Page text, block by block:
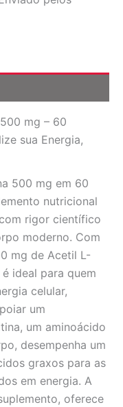
mg – 60
sua Energia,
500 mg em 60
nutricional
rigor científico
moderno. Com
mg de Acetil L-
ideal para quem
celular,
um
um aminoácido
desempenha um
graxos para as
em energia. A
oferece